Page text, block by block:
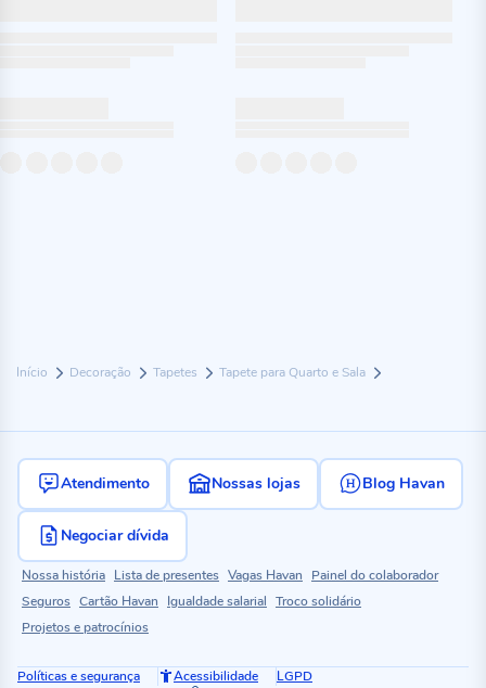
Início Decoração Tapetes Tapete para Quarto e Sala
Atendimento Nossas lojas Blog Havan
Negociar dívida
Nossa história Lista de presentes Vagas Havan
Painel do colaborador
Seguros Cartão Havan Igualdade salarial Troco solidário
Projetos e patrocínios
Políticas e segurança Acessibilidade LGPD